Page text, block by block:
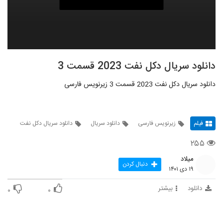
دانلود سریال دکل نفت 2023 قسمت 3
دانلود سریال دکل نفت 2023 قسمت 3 زیرنویس فارسی
فیلم زیرنویس فارسی دانلود سریال دانلود سریال دکل نفت
۲۵۵
میلاد
۱۹ دی ۱۴۰۱ دنبال کردن
دانلود بیشتر ۰ ۰